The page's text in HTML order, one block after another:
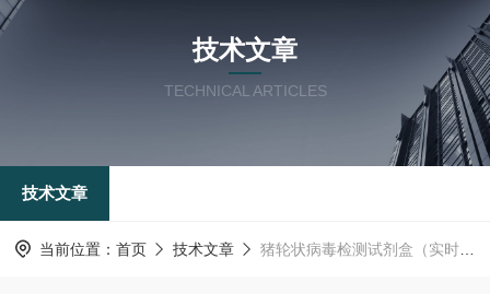
技术文章
TECHNICAL ARTICLES
技术文章
当前位置： 首页 技术文章 猪轮状病毒检测试剂盒（实时荧光PCR法）